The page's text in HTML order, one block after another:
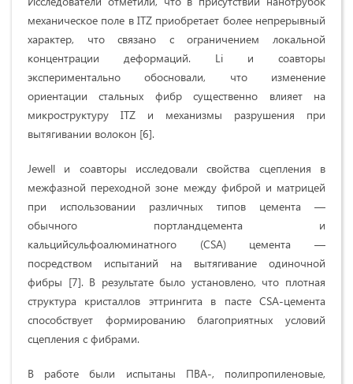
механическое поле в ITZ приобретает более непрерывный
характер, что связано с ограничением локальной
концентрации деформаций. Li и соавторы
экспериментально обосновали, что изменение
ориентации стальных фибр существенно влияет на
микроструктуру ITZ и механизмы разрушения при
вытягивании волокон [6].
Jewell и соавторы исследовали свойства сцепления в
межфазной переходной зоне между фиброй и матрицей
при использовании различных типов цемента —
обычного портландцемента и
кальцийсульфоалюминатного (CSA) цемента —
посредством испытаний на вытягивание одиночной
фибры [7]. В результате было установлено, что плотная
структура кристаллов эттрингита в пасте CSA-цемента
способствует формированию благоприятных условий
сцепления с фибрами.
В работе были испытаны ПВА-, полипропиленовые,